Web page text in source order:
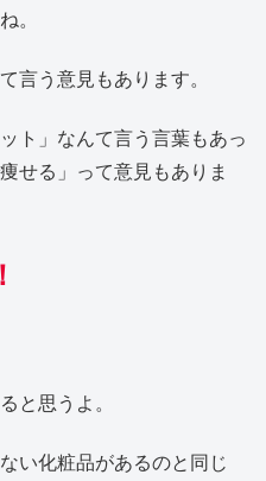
。
言う意見もあります。
ト」なんて言う言葉もあっ
せる」って意見もありま
と思うよ。
い化粧品があるのと同じ